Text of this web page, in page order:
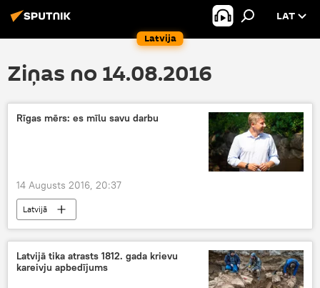
Latvija
LAT
Ziņas no 14.08.2016
Rīgas mērs: es mīlu savu darbu
14 Augusts 2016, 20:37
Latvijā
Latvijā tika atrasts 1812. gada krievu
kareivju apbedījums